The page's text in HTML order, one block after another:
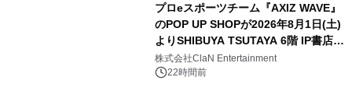
プロeスポーツチーム『AXIZ WAVE』
のPOP UP SHOPが2026年8月1日(土)
よりSHIBUYA TSUTAYA 6階 IP書店で
開催決定！！
株式会社ClaN Entertainment
22時間前